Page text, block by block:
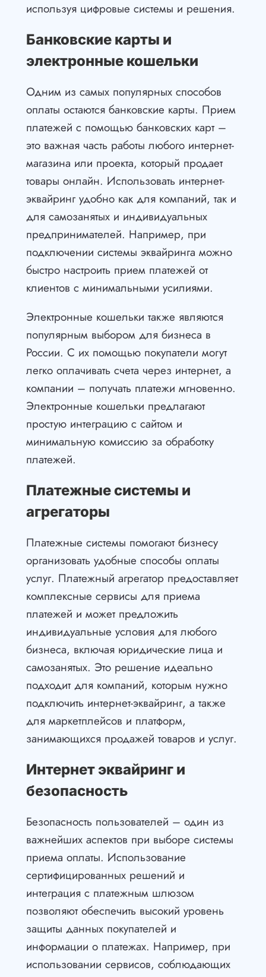
используя цифровые системы и решения.
Банковские карты и
электронные кошельки
Одним из самых популярных способов
оплаты остаются банковские карты. Прием
платежей с помощью банковских карт –
это важная часть работы любого интернет-
магазина или проекта, который продает
товары онлайн. Использовать интернет-
эквайринг удобно как для компаний, так и
для самозанятых и индивидуальных
предпринимателей. Например, при
подключении системы эквайринга можно
быстро настроить прием платежей от
клиентов с минимальными усилиями.
Электронные кошельки также являются
популярным выбором для бизнеса в
России. С их помощью покупатели могут
легко оплачивать счета через интернет, а
компании – получать платежи мгновенно.
Электронные кошельки предлагают
простую интеграцию с сайтом и
минимальную комиссию за обработку
платежей.
Платежные системы и
агрегаторы
Платежные системы помогают бизнесу
организовать удобные способы оплаты
услуг. Платежный агрегатор предоставляет
комплексные сервисы для приема
платежей и может предложить
индивидуальные условия для любого
бизнеса, включая юридические лица и
самозанятых. Это решение идеально
подходит для компаний, которым нужно
подключить интернет-эквайринг, а также
для маркетплейсов и платформ,
занимающихся продажей товаров и услуг.
Интернет эквайринг и
безопасность
Безопасность пользователей – один из
важнейших аспектов при выборе системы
приема оплаты. Использование
сертифицированных решений и
интеграция с платежным шлюзом
позволяют обеспечить высокий уровень
защиты данных покупателей и
информации о платежах. Например, при
использовании сервисов, соблюдающих